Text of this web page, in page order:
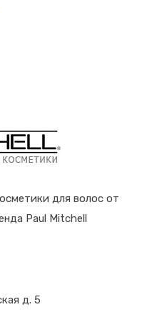
для волос от
Paul Mitchell
д. 5